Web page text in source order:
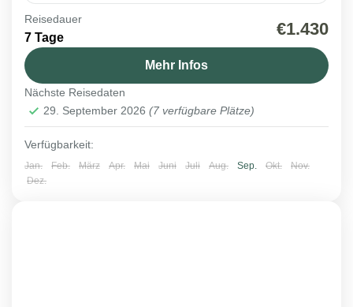
Italien,
1 Person
Reisedauer
7 Tage €1.430
Mehr Infos
Nächste Reisedaten
29. September 2026 (7 verfügbare Plätze)
Verfügbarkeit:
Jan. Feb. März Apr. Mai Juni Juli Aug. Sep. Okt.
Nov.
Dez.